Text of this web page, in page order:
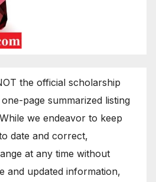
the official scholarship
page summarized listing
we endeavor to keep
date and correct,
at any time without
and updated information,